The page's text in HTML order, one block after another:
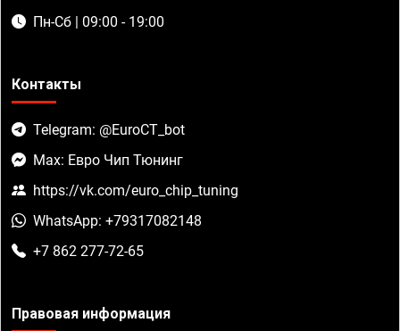
Пн-Сб | 09:00 - 19:00
Контакты
Telegram: @EuroCT_bot
Max: Евро Чип Тюнинг
https://vk.com/euro_chip_tuning
WhatsApp: +79317082148
+7 862 277-72-65
Правовая информация